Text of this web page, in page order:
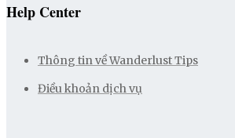
Help Center
Thông tin về Wanderlust Tips
Điều khoản dịch vụ